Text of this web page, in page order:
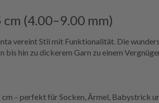
cm (4.00–9.00 mm)
vereint Stil mit Funktionalität. Die
hin zu dickerem Garn zu einem
– perfekt für Socken, Ärmel, Babystrick